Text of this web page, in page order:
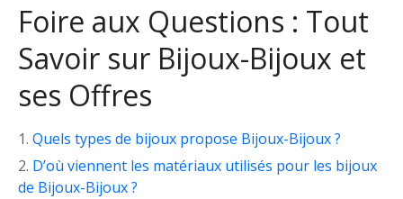
Foire aux Questions : Tout
Savoir sur Bijoux-Bijoux et
ses Offres
Quels types de bijoux propose Bijoux-Bijoux ?
D’où viennent les matériaux utilisés pour les bijoux
de Bijoux-Bijoux ?